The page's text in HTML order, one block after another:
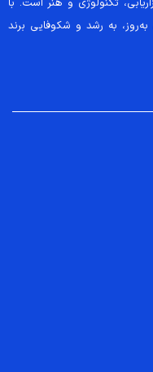
تکنولوژی و هنر است. با
به‌روز، به رشد و شکوفایی برند